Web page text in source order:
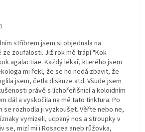
obchodu je 5 z 5 hvězdiček.
stříbrem jsem si objednala na
ze zoufalosti. Již rok mě trápí "Kok
agalactiae. Každý lékař, kterého jsem
mi řekl, že se ho nedá zbavit, že
jsem, četla diskuze atd. Všude jsem
právě s líchořeřišnicí a koloidním
dál a vyskočila na mě tato tinktura. Po
se rozhodla ji vyzkoušet. Věřte nebo ne,
vymizeli, ucpaný nos a stroupky v
se, mizí mi i Rosacea aneb růžovka,